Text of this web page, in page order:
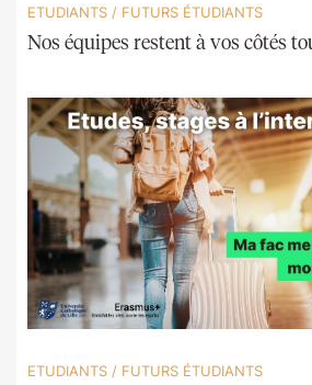
ETUDIANTS / FUTURS ÉTUDIANTS
Nos équipes restent à vos côtés
ETUDIANTS / FUTURS ÉTUDIANTS